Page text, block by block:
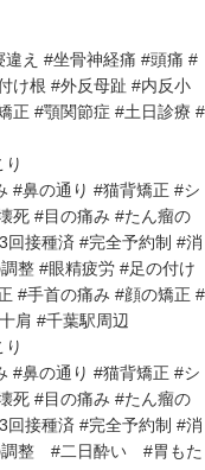
え #坐骨神経痛 #頭痛 #
け根 #外反母趾 #内反小
正 #顎関節症 #土日診療 #
#鼻の通り #猫背矯正 #シ
死 #目の痛み #たん瘤の
回接種済 #完全予約制 #消
#眼精疲労 #足の付け
#手首の痛み #顔の矯正 #
肩 #千葉駅周辺
#鼻の通り #猫背矯正 #シ
死 #目の痛み #たん瘤の
回接種済 #完全予約制 #消
整 #二日酔い #胃もた